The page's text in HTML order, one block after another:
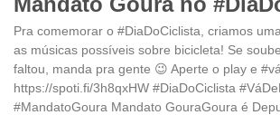
Pra comemorar o #DiaDoCiclista, criamos
as músicas possíveis sobre bicicleta! Se
faltou, manda pra gente 😉 Aperte o play e
https://spoti.fi/3h8qxHW #DiaDoCiclista
#MandatoGoura Mandato GouraGoura é